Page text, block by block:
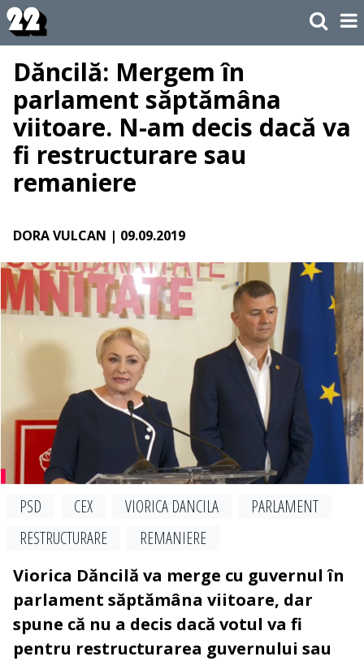
Dăncilă: Mergem în
parlament săptămâna
viitoare. N-am decis dacă va
fi restructurare sau
remaniere
DORA VULCAN | 09.09.2019
PSD CEX VIORICA DANCILA
PARLAMENT
RESTRUCTURARE
REMANIERE
Viorica Dăncilă va merge cu guvernul în
parlament săptămâna viitoare, dar
spune că nu a decis dacă votul va fi
pentru restructurarea guvernului sau